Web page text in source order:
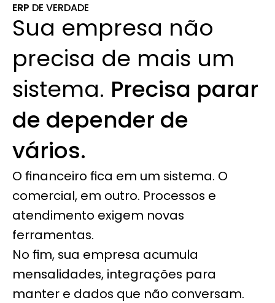
ERP DE VERDADE
Sua empresa não
precisa de mais um
sistema. Precisa parar
de depender de
vários.
O financeiro fica em um sistema. O
comercial, em outro. Processos e
atendimento exigem novas
ferramentas.
No fim, sua empresa acumula
mensalidades, integrações para
manter e dados que não conversam.